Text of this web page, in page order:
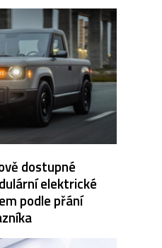
dostupné
elektrické
podle přání